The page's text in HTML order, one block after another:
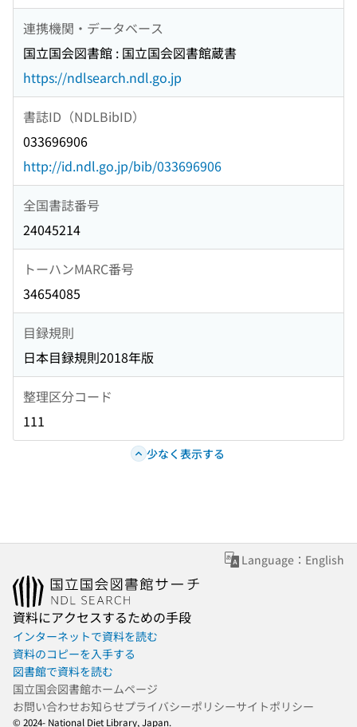
連携機関・データベース
国立国会図書館 : 国立国会図書館蔵書
https://ndlsearch.ndl.go.jp
書誌ID（NDLBibID）
033696906
http://id.ndl.go.jp/bib/033696906
全国書誌番号
24045214
トーハンMARC番号
34654085
目録規則
日本目録規則2018年版
整理区分コード
111
少なく表示する
Language：English
資料にアクセスするための手段
インターネットで資料を読む
資料のコピーを入手する
図書館で資料を読む
国立国会図書館ホームページ
お問い合わせお知らせプライバシーポリシーサイトポリシー
© 2024- National Diet Library, Japan.